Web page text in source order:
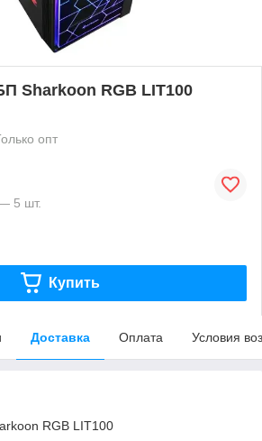
Sharkoon RGB LIT100
опт
5 шт.
Купить
Доставка Оплата Условия
RGB LIT100